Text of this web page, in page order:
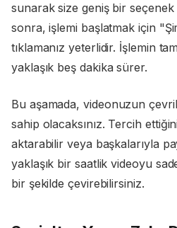
sunarak size geniş bir
sonra, işlemi başlatmak için
tıklamanız yeterlidir. İşlemin
yaklaşık beş dakika sürer.
Bu aşamada, videonuzun
sahip olacaksınız. Tercih
aktarabilir veya başkalarıyla
yaklaşık bir saatlik videoyu
bir şekilde çevirebilirsiniz.